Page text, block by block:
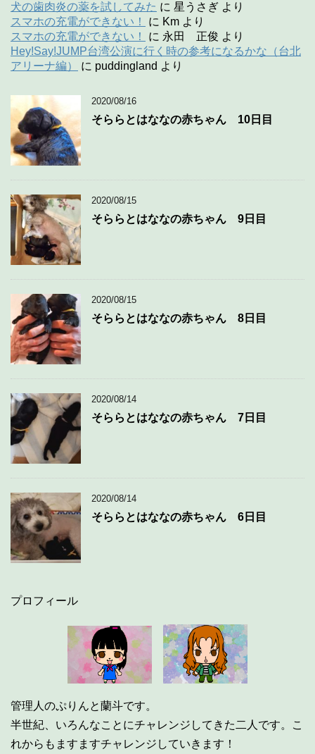
犬の歯肉炎の薬を試してみた に 星うさぎ より
スマホの充電ができない！
に Km より
スマホの充電ができない！
に 永田 正俊 より
Hey!Say!JUMP台湾公演に行く時の参考になるかな（台北
アリーナ編）
に puddingland より
2020/08/16
そららとはななの赤ちゃん 10日目
2020/08/15
そららとはななの赤ちゃん 9日目
2020/08/15
そららとはななの赤ちゃん 8日目
2020/08/14
そららとはななの赤ちゃん 7日目
2020/08/14
そららとはななの赤ちゃん 6日目
プロフィール
管理人のぷりんと蘭斗です。
半世紀、いろんなことにチャレンジしてきた二人です。こ
れからもますますチャレンジしていきます！